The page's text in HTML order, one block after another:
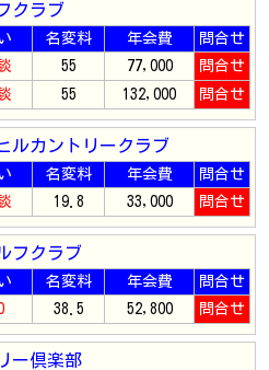
クラブ
名変料 年会費
問合せ
55 77,000
問合せ
55 132,000 問合せ
ルカントリークラブ
名変料 年会費
問合せ
19.8 33,000 問合せ
フクラブ
名変料 年会費
問合せ
38.5 52,800 問合せ
ー倶楽部